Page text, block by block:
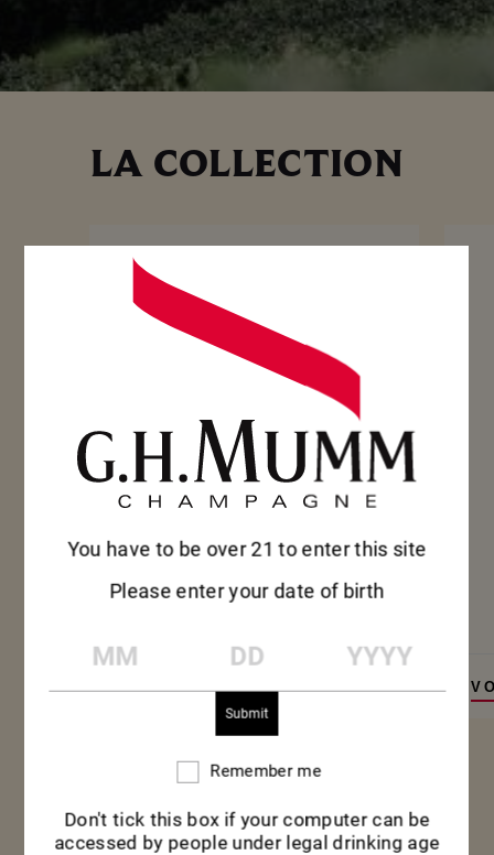
LA COLLECTION
BOUTEILLE 75CL
VOIR PLUS
VOIR PLUS
VOIR PLUS
You have to be over 21 to enter this site
Please enter your date of birth
Remember
Remember me
Don't tick this box if your computer can be
accessed by people under legal drinking age